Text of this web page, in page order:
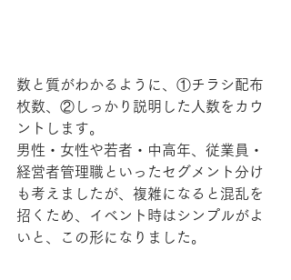
数と質がわかるように、①チラシ配布
枚数、②しっかり説明した人数をカウ
ントします。
男性・女性や若者・中高年、従業員・
経営者管理職といったセグメント分け
も考えましたが、複雑になると混乱を
招くため、イベント時はシンプルがよ
いと、この形になりました。